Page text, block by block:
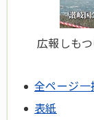
広報しも
全ページ
表紙